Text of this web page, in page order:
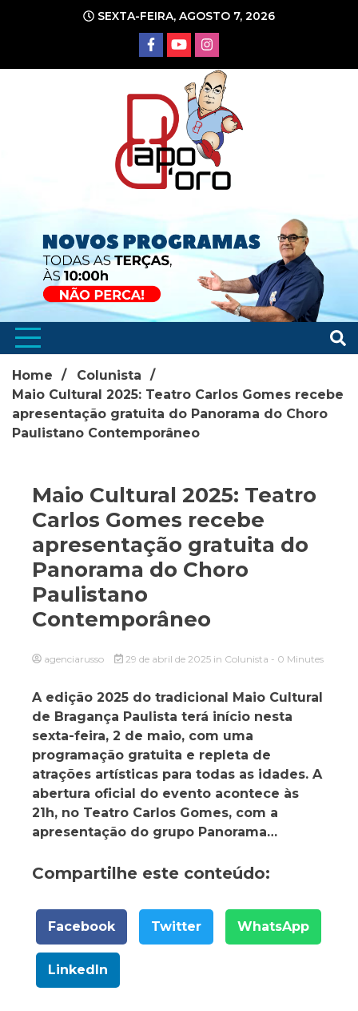
conteúdo
SEXTA-FEIRA, AGOSTO 7, 2026
Home
Colunista
Maio Cultural 2025: Teatro Carlos Gomes recebe
apresentação gratuita do Panorama do Choro
Paulistano Contemporâneo
Maio Cultural 2025: Teatro
Carlos Gomes recebe
apresentação gratuita do
Panorama do Choro
Paulistano
Contemporâneo
agenciarusso 29 de abril de 2025 in Colunista - 0 Minutes
A edição 2025 do tradicional Maio Cultural
de Bragança Paulista terá início nesta
sexta-feira, 2 de maio, com uma
programação gratuita e repleta de
atrações artísticas para todas as idades. A
abertura oficial do evento acontece às
21h, no Teatro Carlos Gomes, com a
apresentação do grupo Panorama…
Compartilhe este conteúdo:
Facebook Twitter WhatsApp
LinkedIn